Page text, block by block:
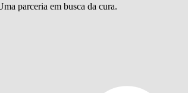
parceria em busca da cura.